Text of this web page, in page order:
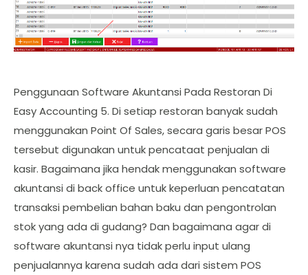
Penggunaan Software Akuntansi Pada Restoran Di
Easy Accounting 5. Di setiap restoran banyak sudah
menggunakan Point Of Sales, secara garis besar POS
tersebut digunakan untuk pencataat penjualan di
kasir. Bagaimana jika hendak menggunakan software
akuntansi di back office untuk keperluan pencatatan
transaksi pembelian bahan baku dan pengontrolan
stok yang ada di gudang? Dan bagaimana agar di
software akuntansi nya tidak perlu input ulang
penjualannya karena sudah ada dari sistem POS